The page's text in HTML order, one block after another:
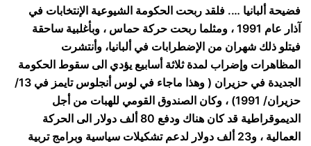
فضيحة ألبانيا …. فلقد ربحت الحكومة الشيوعية الإنتخابات في
آذار عام 1991 ، ومثلما ربحت حركة حماس ، وبأغلبية ساحقة
فيتلو ذلك شهران من الإضطرابات في ألبانيا، وأنتشرت
المظاهرات وإضراب لمدة ثلاثة أسابيع يؤدي الى سقوط الحكومة
الجديدة في حزيران ( وهذا ماجاء في لوس أنجلوس تايمز في 13/
حزيران/ 1991) ، وكان الصندوق القومي للهبات من أجل
الديموقراطية قد كان هناك ودفع 80 ألف دولار الى الحركة
العمالية ، و23 ألف دولار لدعم تشكيلات سياسية وبرامج تربية